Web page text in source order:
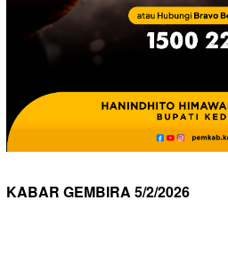
KABAR GEMBIRA 5/2/2026